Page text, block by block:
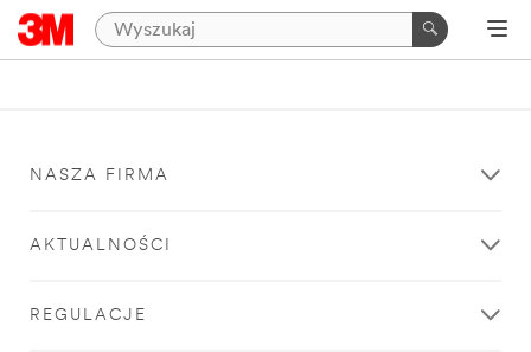
NASZA FIRMA
AKTUALNOŚCI
REGULACJE